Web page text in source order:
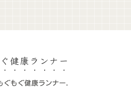
健康ランナー
もぐ健康ランナー.